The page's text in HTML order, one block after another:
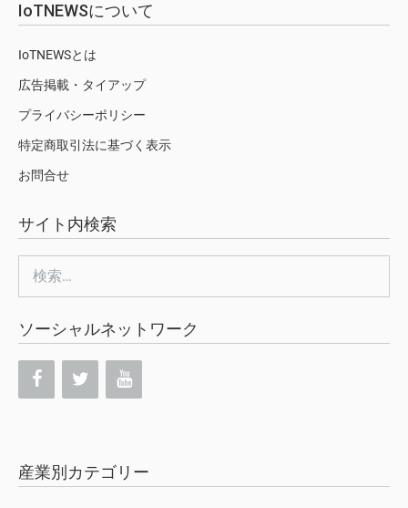
IoTNEWSについて
IoTNEWSとは
広告掲載・タイアップ
プライバシーポリシー
特定商取引法に基づく表示
お問合せ
サイト内検索
索:
ソーシャルネットワーク
産業別カテゴリー